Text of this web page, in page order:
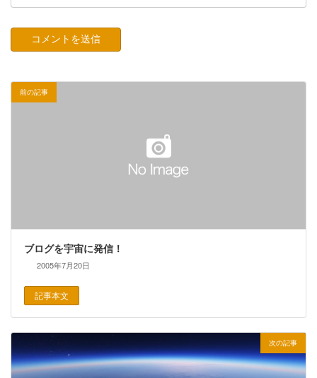
前の記事
ブログを宇宙に発信！
2005年7月20日
記事本文
次の記事